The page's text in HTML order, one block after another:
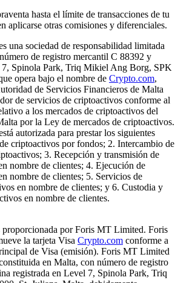
hasta el límite de transacciones de tu
aplicarse otras comisiones y diferenciales.
sociedad de responsabilidad limitada
de registro mercantil C 88392 y
Spinola Park, Triq Mikiel Ang Borg, SPK
opera bajo el nombre de Crypto.com,
de Servicios Financieros de Malta
de servicios de criptoactivos conforme al
a los mercados de criptoactivos del
por la Ley de mercados de criptoactivos.
autorizada para prestar los siguientes
criptoactivos por fondos; 2. Intercambio de
3. Recepción y transmisión de
nombre de clientes; 4. Ejecución de
nombre de clientes; 5. Servicios de
en nombre de clientes; y 6. Custodia y
en nombre de clientes.
proporcionada por Foris MT Limited. Foris
la tarjeta Visa Crypto.com conforme a
de Visa (emisión). Foris MT Limited
en Malta, con número de registro
registrada en Level 7, Spinola Park, Triq